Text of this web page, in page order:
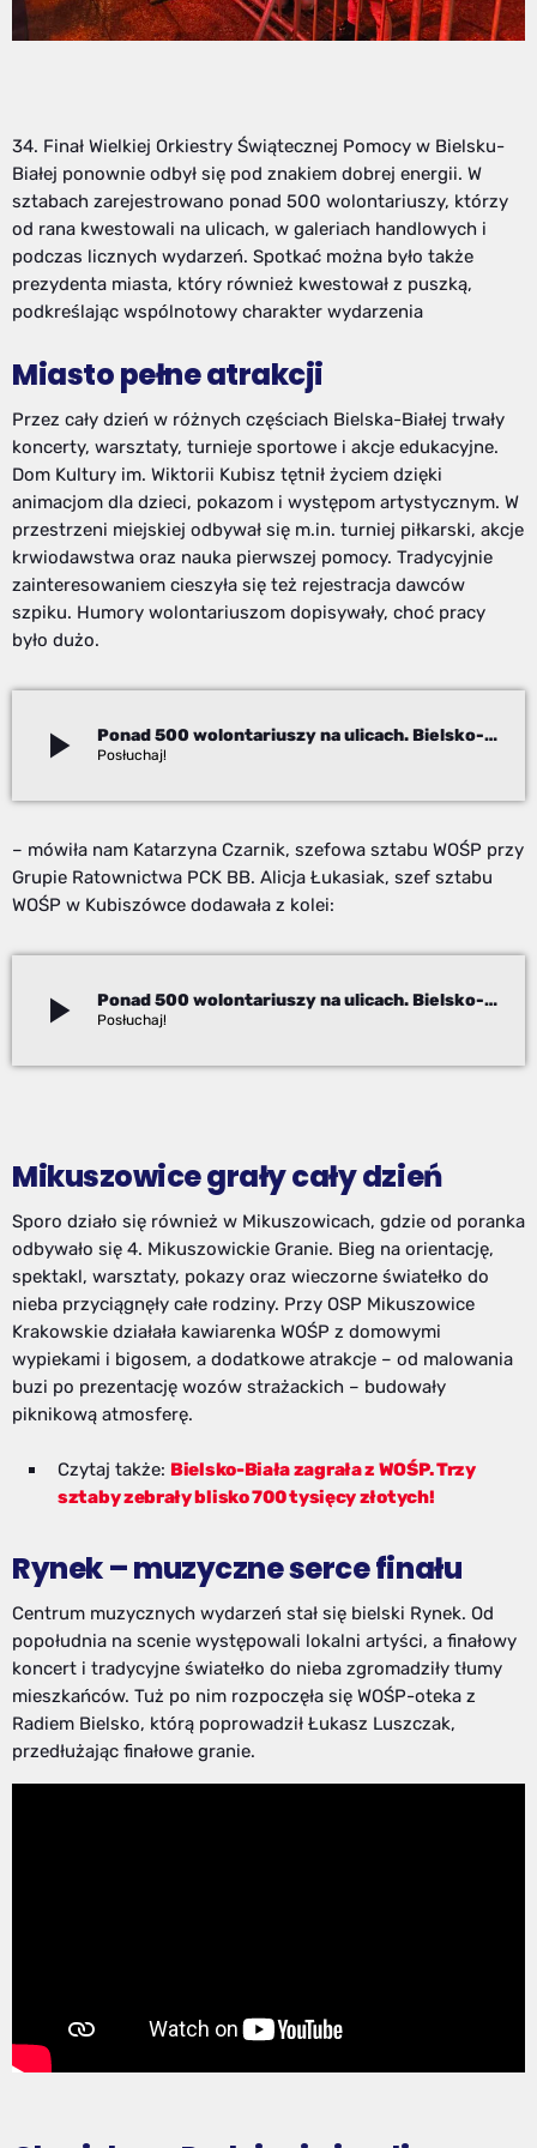
34. Finał Wielkiej Orkiestry Świątecznej Pomocy w Bielsku-
Białej ponownie odbył się pod znakiem dobrej energii. W
sztabach zarejestrowano ponad 500 wolontariuszy, którzy
od rana kwestowali na ulicach, w galeriach handlowych i
podczas licznych wydarzeń. Spotkać można było także
prezydenta miasta, który również kwestował z puszką,
podkreślając wspólnotowy charakter wydarzenia
Miasto pełne atrakcji
Przez cały dzień w różnych częściach Bielska-Białej trwały
koncerty, warsztaty, turnieje sportowe i akcje edukacyjne.
Dom Kultury im. Wiktorii Kubisz tętnił życiem dzięki
animacjom dla dzieci, pokazom i występom artystycznym. W
przestrzeni miejskiej odbywał się m.in. turniej piłkarski, akcje
krwiodawstwa oraz nauka pierwszej pomocy. Tradycyjnie
zainteresowaniem cieszyła się też rejestracja dawców
szpiku. Humory wolontariuszom dopisywały, choć pracy
było dużo.
play_arrow Ponad 500 wolontariuszy na ulicach. Bielsko-Biała zagrała z WOŚP!
– mówiła nam Katarzyna Czarnik, szefowa sztabu WOŚP przy
Grupie Ratownictwa PCK BB. Alicja Łukasiak, szef sztabu
WOŚP w Kubiszówce dodawała z kolei:
play_arrow Ponad 500 wolontariuszy na ulicach. Bielsko-Biała zagrała z WOŚP!
Mikuszowice grały cały dzień
Sporo działo się również w Mikuszowicach, gdzie od poranka
odbywało się 4. Mikuszowickie Granie. Bieg na orientację,
spektakl, warsztaty, pokazy oraz wieczorne światełko do
nieba przyciągnęły całe rodziny. Przy OSP Mikuszowice
Krakowskie działała kawiarenka WOŚP z domowymi
wypiekami i bigosem, a dodatkowe atrakcje – od malowania
buzi po prezentację wozów strażackich – budowały
piknikową atmosferę.
Czytaj także: Bielsko-Biała zagrała z WOŚP. Trzy
sztaby zebrały blisko 700 tysięcy złotych!
Rynek – muzyczne serce finału
Centrum muzycznych wydarzeń stał się bielski Rynek. Od
popołudnia na scenie występowali lokalni artyści, a finałowy
koncert i tradycyjne światełko do nieba zgromadziły tłumy
mieszkańców. Tuż po nim rozpoczęła się WOŚP-oteka z
Radiem Bielsko, którą poprowadził Łukasz Luszczak,
przedłużając finałowe granie.